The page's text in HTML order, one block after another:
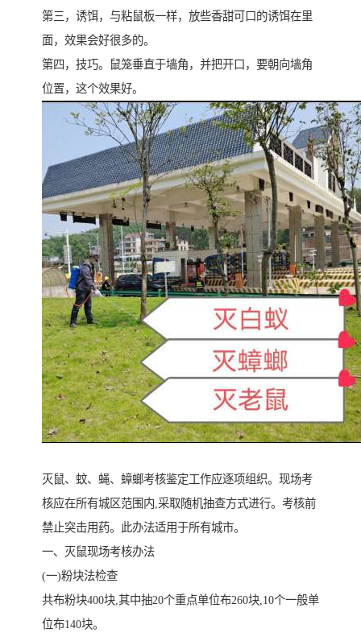
第三，诱饵，与粘鼠板一样，放些香甜可口的诱饵在里
面，效果会好很多的。
第四，技巧。鼠笼垂直于墙角，并把开口，要朝向墙角
位置，这个效果好。
灭鼠、蚊、蝇、蟑螂考核鉴定工作应逐项组织。现场考
核应在所有城区范围内,采取随机抽查方式进行。考核前
禁止突击用药。此办法适用于所有城市。
一、灭鼠现场考核办法
(一)粉块法检查
共布粉块400块,其中抽20个重点单位布260块,10个一般单
位布140块。